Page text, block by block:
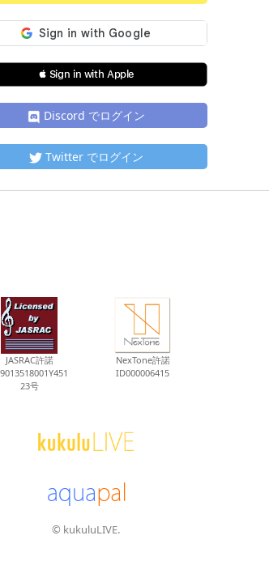
 Sign in with Apple
Discord でログイン
Twitter でログイン
JASRAC許諾
23号
NexTone許諾
ID000006415
© kukuluLIVE.